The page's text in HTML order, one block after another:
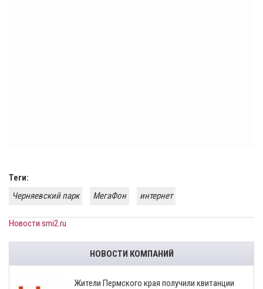
Теги:
Черняевский парк
МегаФон интернет
Новости smi2.ru
НОВОСТИ КОМПАНИЙ
​Жители Пермского края получили квитанции